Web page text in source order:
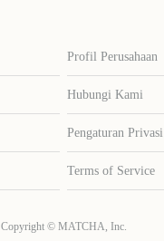
Profil Perusahaan
Hubungi Kami
Pengaturan Privasi
Terms of Service
Copyright © MATCHA, Inc.